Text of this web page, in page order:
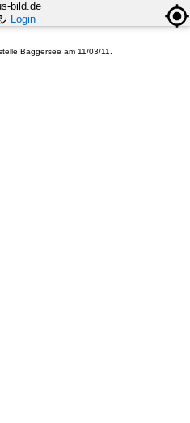
bild.de
Login
Baggersee am 11/03/11.